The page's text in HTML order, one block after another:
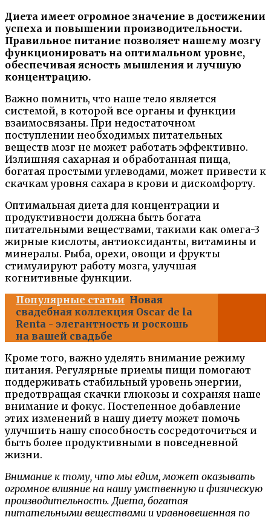
Диета имеет огромное значение в достижении
успеха и повышении производительности.
Правильное питание позволяет нашему мозгу
функционировать на оптимальном уровне,
обеспечивая ясность мышления и лучшую
концентрацию.
Важно помнить, что наше тело является
системой, в которой все органы и функции
взаимосвязаны. При недостаточном
поступлении необходимых питательных
веществ мозг не может работать эффективно.
Излишняя сахарная и обработанная пища,
богатая простыми углеводами, может привести к
скачкам уровня сахара в крови и дискомфорту.
Оптимальная диета для концентрации и
продуктивности должна быть богата
питательными веществами, такими как омега-3
жирные кислоты, антиоксиданты, витамины и
минералы. Рыба, орехи, овощи и фрукты
стимулируют работу мозга, улучшая
когнитивные функции.
Популярные статьи Новая
свадебная коллекция Oscar de la
Renta - элегантность и роскошь
на вашей свадьбе
Кроме того, важно уделять внимание режиму
питания. Регулярные приемы пищи помогают
поддерживать стабильный уровень энергии,
предотвращая скачки глюкозы и сохраняя наше
внимание и фокус. Постепенное добавление
этих изменений в нашу диету может помочь
улучшить нашу способность сосредоточиться и
быть более продуктивными в повседневной
жизни.
Внимание к тому, что мы едим, может оказывать
огромное влияние на нашу умственную и физическую
производительность. Диета, богатая
питательными веществами и уравновешенная по